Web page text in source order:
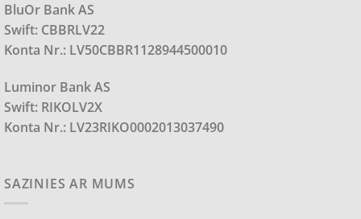
BluOr Bank AS
Swift: CBBRLV22
Konta Nr.: LV50CBBR1128944500010
Luminor Bank AS
Swift: RIKOLV2X
Konta Nr.: LV23RIKO0002013037490
SAZINIES AR MUMS